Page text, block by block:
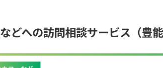
どへの訪問相談サービス（豊能